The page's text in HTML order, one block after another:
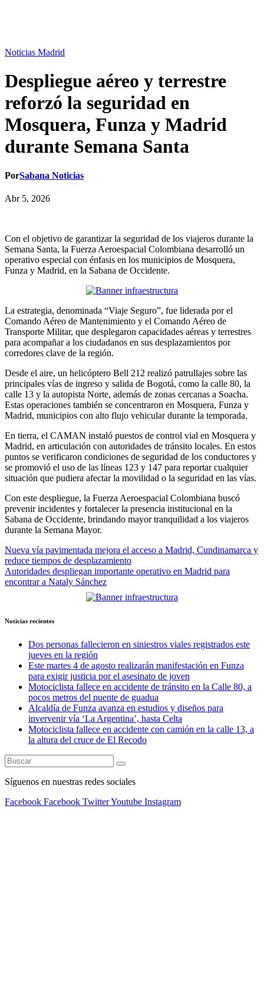
Noticias Madrid
Despliegue aéreo y terrestre
reforzó la seguridad en
Mosquera, Funza y Madrid
durante Semana Santa
PorSabana Noticias
Abr 5, 2026
Con el objetivo de garantizar la seguridad de los viajeros durante la
Semana Santa, la Fuerza Aeroespacial Colombiana desarrolló un
operativo especial con énfasis en los municipios de Mosquera,
Funza y Madrid, en la Sabana de Occidente.
La estrategia, denominada “Viaje Seguro”, fue liderada por el
Comando Aéreo de Mantenimiento y el Comando Aéreo de
Transporte Militar, que desplegaron capacidades aéreas y terrestres
para acompañar a los ciudadanos en sus desplazamientos por
corredores clave de la región.
Desde el aire, un helicóptero Bell 212 realizó patrullajes sobre las
principales vías de ingreso y salida de Bogotá, como la calle 80, la
calle 13 y la autopista Norte, además de zonas cercanas a Soacha.
Estas operaciones también se concentraron en Mosquera, Funza y
Madrid, municipios con alto flujo vehicular durante la temporada.
En tierra, el CAMAN instaló puestos de control vial en Mosquera y
Madrid, en articulación con autoridades de tránsito locales. En estos
puntos se verificaron condiciones de seguridad de los conductores y
se promovió el uso de las líneas 123 y 147 para reportar cualquier
situación que pudiera afectar la movilidad o la seguridad en las vías.
Con este despliegue, la Fuerza Aeroespacial Colombiana buscó
prevenir incidentes y fortalecer la presencia institucional en la
Sabana de Occidente, brindando mayor tranquilidad a los viajeros
durante la Semana Mayor.
Navegación
de
entradas
Nueva vía pavimentada mejora el acceso a Madrid, Cundinamarca y
reduce tiempos de desplazamiento
Autoridades despliegan importante operativo en Madrid para
encontrar a Nataly Sánchez
Noticias recientes
Dos personas fallecieron en siniestros viales registrados este
jueves en la región
Este martes 4 de agosto realizarán manifestación en Funza
para exigir justicia por el asesinato de joven
Motociclista fallece en accidente de tránsito en la Calle 80, a
pocos metros del puente de guadua
Alcaldía de Funza avanza en estudios y diseños para
invervenir vía ‘La Argentina’, hasta Celta
Motociclista fallece en accidente con camión en la calle 13, a
la altura del cruce de El Recodo
Síguenos en nuestras redes sociales
Facebook Facebook TwitterYoutube Instagram